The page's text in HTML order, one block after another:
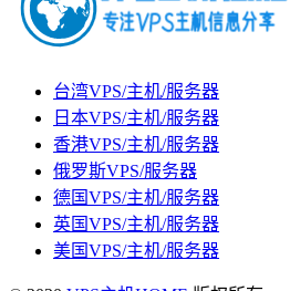
台湾VPS/主机/服务器
日本VPS/主机/服务器
香港VPS/主机/服务器
俄罗斯VPS/服务器
德国VPS/主机/服务器
英国VPS/主机/服务器
美国VPS/主机/服务器